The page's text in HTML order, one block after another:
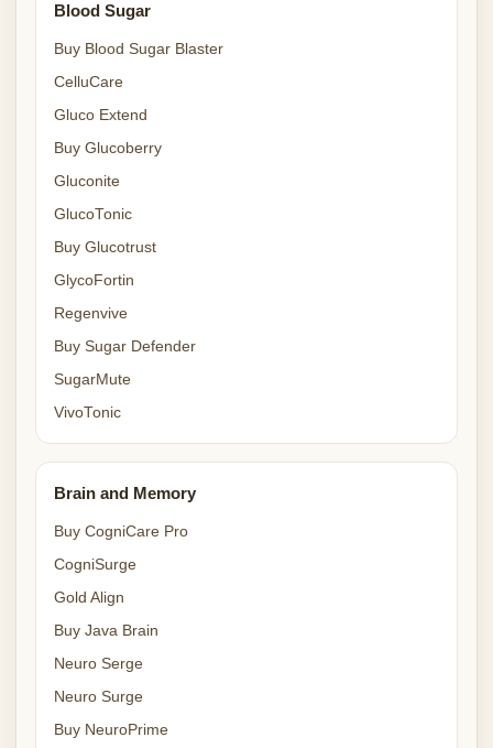
Blood Sugar
Buy Blood Sugar Blaster
CelluCare
Gluco Extend
Buy Glucoberry
Gluconite
GlucoTonic
Buy Glucotrust
GlycoFortin
Regenvive
Buy Sugar Defender
SugarMute
VivoTonic
Brain and Memory
Buy CogniCare Pro
CogniSurge
Gold Align
Buy Java Brain
Neuro Serge
Neuro Surge
Buy NeuroPrime